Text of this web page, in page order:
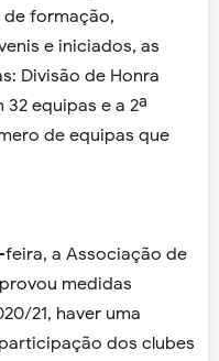
de formação,
e iniciados, as
Divisão de Honra
equipas e a 2ª
de equipas que
a Associação de
medidas
21, haver uma
dos clubes